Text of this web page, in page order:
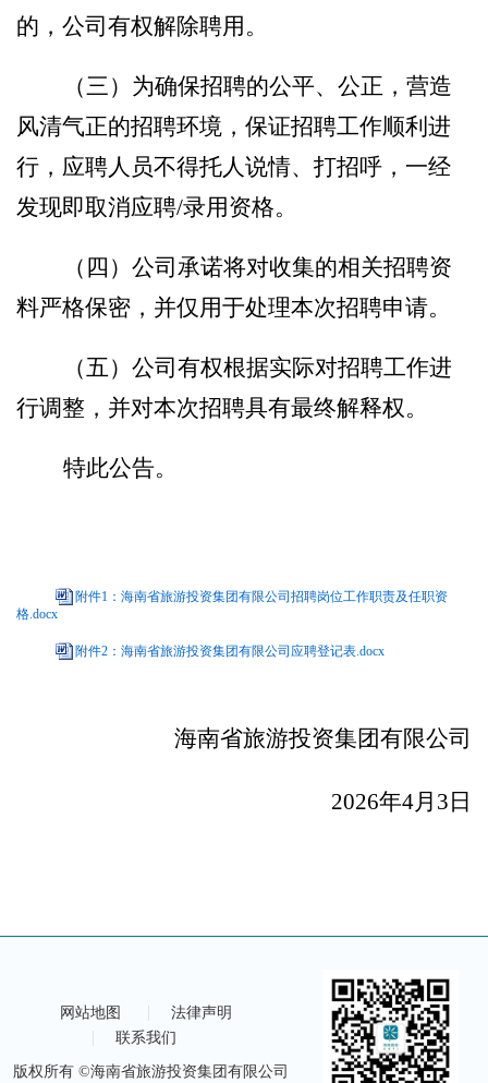
的， 公司 有权解除聘用。
（三） 为确保招聘的公平、公正，营造
风清气正的招聘环境， 保证招聘工作顺利进
行， 应聘人员不得托人说情、打招呼，一经
发现即取消应聘/录用资格。
（四）公司 承诺将对收集的相关招聘资
料严格保密，并仅用于处理本次招聘申请。
（五） 公司有权根据实际对招聘工作进
行调整 ，并对本次招聘具有最终解释权。
特此公告。
附件1：海南省旅游投资集团有限公司招聘岗位工作职责及任职资
格.docx
附件2：海南省旅游投资集团有限公司应聘登记表.docx
海南省旅游投资集团有限公司
2026年4月 3 日
网站地图
法律声明
联系我们
版权所有 ©海南省旅游投资集团有限公司